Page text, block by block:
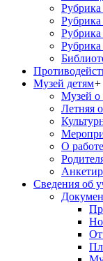
Музей детям+
Музей о
Летняя
О
Сведения об